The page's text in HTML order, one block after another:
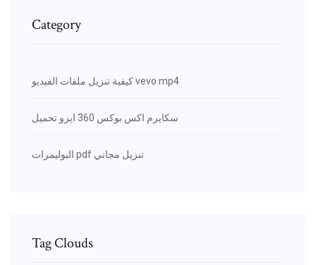
Category
كيفية تنزيل ملفات الفيديو vevo mp4
سكايرم اكس بوكس ​​360 ايزو تحميل
البوليمرات pdf تنزيل مجاني
Tag Clouds